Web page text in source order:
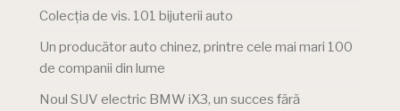
Colecția de vis. 101 bijuterii auto
Un producător auto chinez, printre cele mai mari 100
de companii din lume
Noul SUV electric BMW iX3, un succes fără